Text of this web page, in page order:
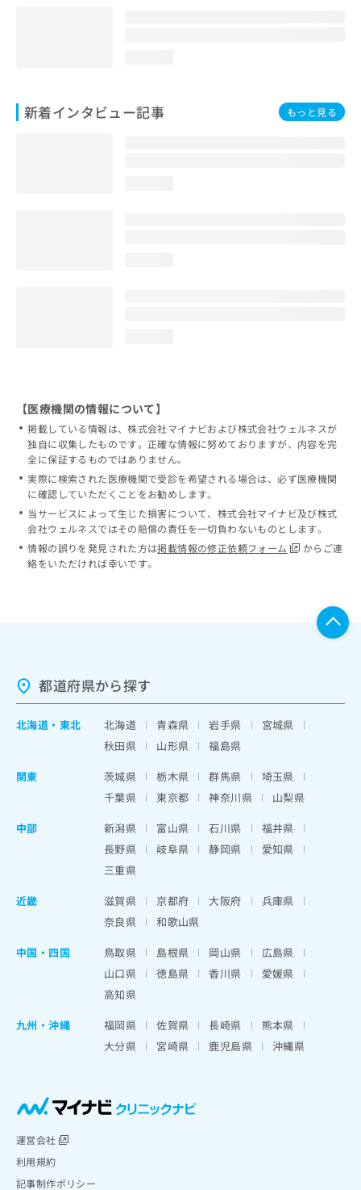
新着インタビュー記事 もっと見る
【医療機関の情報について】
掲載している情報は、株式会社マイナビおよび株式会社ウェルネスが
独自に収集したものです。正確な情報に努めておりますが、内容を完
全に保証するものではありません。
実際に検索された医療機関で受診を希望される場合は、必ず医療機関
に確認していただくことをお勧めします。
当サービスによって生じた損害について、株式会社マイナビ及び株式
会社ウェルネスではその賠償の責任を一切負わないものとします。
情報の誤りを発見された方は掲載情報の修正依頼フォーム
からご連
絡をいただければ幸いです。
都道府県から探す
北海道 ・ 東北 北海道 青森県 岩手県
宮城県
秋田県
山形県
福島県
関東
茨城県 栃木県 群馬県
埼玉県
千葉県
東京都 神奈川県
山梨県
中部
新潟県 富山県 石川県
福井県
長野県
岐阜県 静岡県
愛知県
三重県
近畿
滋賀県 京都府 大阪府
兵庫県
奈良県
和歌山県
中国・四国
鳥取県 島根県 岡山県
広島県
山口県
徳島県 香川県
愛媛県
高知県
九州・沖縄
福岡県 佐賀県 長崎県
熊本県
大分県
宮崎県 鹿児島県 沖縄県
運営会社
利用規約
記事制作ポリシー